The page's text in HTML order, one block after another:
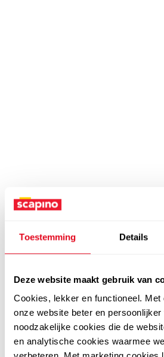
Toestemming Details
Deze website maakt gebruik van
Cookies, lekker en functioneel.
onze website beter en
noodzakelijke cookies die de
en analytische cookies waarmee